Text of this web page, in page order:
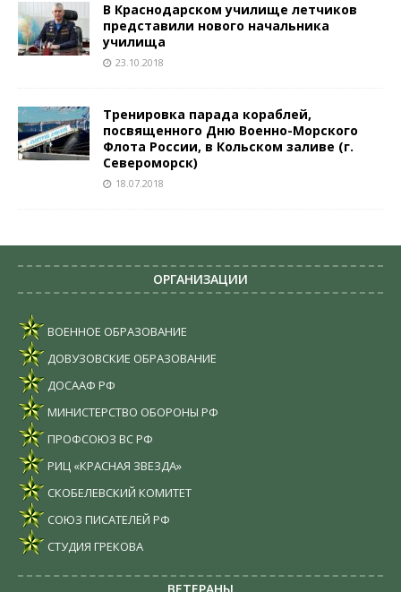
В Краснодарском училище летчиков
представили нового начальника
училища
23.10.2018
Тренировка парада кораблей,
посвященного Дню Военно-Морского
Флота России, в Кольском заливе (г.
Североморск)
18.07.2018
ОРГАНИЗАЦИИ
ВОЕННОЕ ОБРАЗОВАНИЕ
ДОВУЗОВСКИЕ ОБРАЗОВАНИЕ
ДОСААФ РФ
МИНИСТЕРСТВО ОБОРОНЫ РФ
ПРОФСОЮЗ ВС РФ
РИЦ «КРАСНАЯ ЗВЕЗДА»
СКОБЕЛЕВСКИЙ КОМИТЕТ
СОЮЗ ПИСАТЕЛЕЙ РФ
СТУДИЯ ГРЕКОВА